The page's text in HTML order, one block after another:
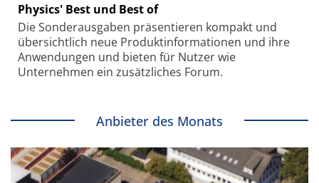
Physics' Best und Best of
Die Sonder­ausgaben präsentieren kompakt und
übersichtlich neue Produkt­informationen und ihre
Anwendungen und bieten für Nutzer wie
Unternehmen ein zusätzliches Forum.
Anbieter des Monats